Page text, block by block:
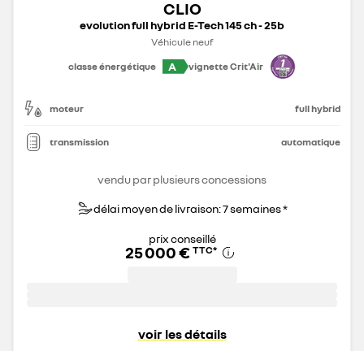
CLIO
evolution full hybrid E-Tech 145 ch - 25b
Véhicule neuf
classe énergétique
A vignette Crit'Air
moteur full hybrid
transmission automatique
vendu par plusieurs concessions
délai moyen de livraison: 7 semaines *
prix conseillé
25 000 € TTC*
voir les détails